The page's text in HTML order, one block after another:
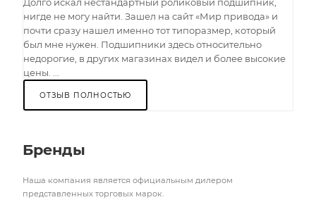
нигде не могу найти. Зашел на сайт «Мир привода» и
почти сразу нашел именно тот типоразмер, который
был мне нужен. Подшипники здесь относительно
недорогие, в других магазинах видел и более высокие
цены. ...
ОТЗЫВ ПОЛНОСТЬЮ
Бренды
Наша компания является официальным дилером
представленных торговых марок.